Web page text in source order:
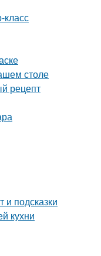
класс
столе
рецепт
подсказки
кухни